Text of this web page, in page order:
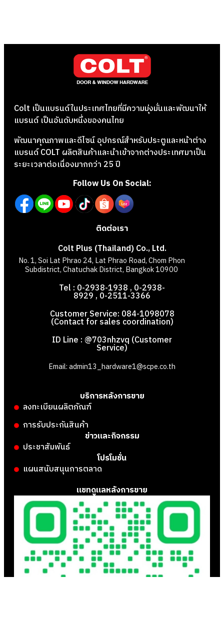
Colt เป็นแบรนด์ในประเทศไทยที่มีความมุ่งมั่นและพัฒนาให้
แบรนด์ เป็นอันดับหนึ่งของคนไทย
พัฒนาคุณภาพและดีไซน์ อุปกรณ์สำหรับประตูและหน้าต่าง
แบรนด์ COLT ผลิตสินค้าและนำเข้าจากต่างประเทศมาเป็น
ระยะเวลาต่อเนื่องมากกว่า 25 ปี
Follow Us On Social:
ติดต่อเรา
Colt Plus (Thailand) Co., Ltd.
No. 1, Soi Lat Phrao 24, Lat Phrao Road, Chom Phon
Subdistrict, Chatuchak District, Bangkok 10900
Tel : 0-2938-1938 , 0-2938-
8929 , 0-2511-3366
Customer Service: 084-1098078
(Contact for sales coordination)
ID Line : @703nhzvq (Customer
Service)
Email: admin13_hardware1@scpe.co.th
บริการหลังการขาย
ลงทะเบียนผลิตภัณฑ์
การรับประกันสินค้า
ข่าวและกิจกรรม
ประชาสัมพันธ์
โปรโมชั่น
แผนสนับสนุนการตลาด
แชทดูแลหลังการขาย